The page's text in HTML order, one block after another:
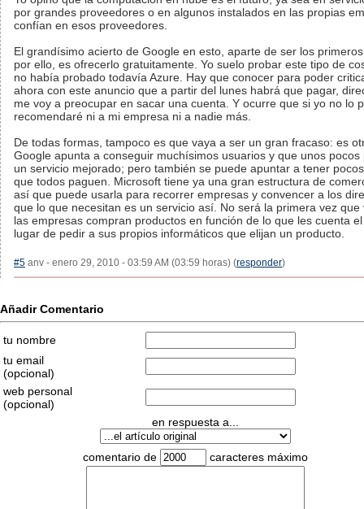
por grandes proveedores o en algunos instalados en las propias
confían en esos proveedores.
El grandísimo acierto de Google en esto, aparte de ser los
por ello, es ofrecerlo gratuitamente. Yo suelo probar este tipo de
no había probado todavía Azure. Hay que conocer para poder
ahora con este anuncio que a partir del lunes habrá que pagar,
me voy a preocupar en sacar una cuenta. Y ocurre que si yo no lo
recomendaré ni a mi empresa ni a nadie más.
De todas formas, tampoco es que vaya a ser un gran fracaso: es
Google apunta a conseguir muchísimos usuarios y que unos pocos
un servicio mejorado; pero también se puede apuntar a tener
que todos paguen. Microsoft tiene ya una gran estructura de
así que puede usarla para recorrer empresas y convencer a los
que lo que necesitan es un servicio así. No será la primera vez que
las empresas compran productos en función de lo que les cuenta
lugar de pedir a sus propios informáticos que elijan un producto.
#5 anv - enero 29, 2010 - 03:59 AM (03:59 horas) (responder)
Añadir Comentario
tu nombre
tu email
(opcional)
web personal
(opcional)
en respuesta a...
comentario de caracteres máximo